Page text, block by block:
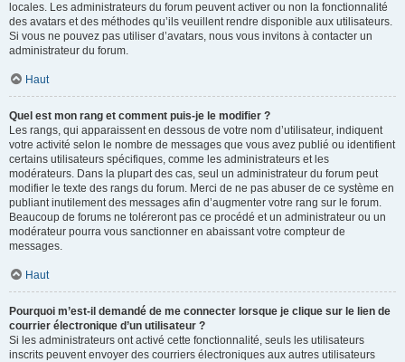
locales. Les administrateurs du forum peuvent activer ou non la fonctionnalité
des avatars et des méthodes qu’ils veuillent rendre disponible aux utilisateurs.
Si vous ne pouvez pas utiliser d’avatars, nous vous invitons à contacter un
administrateur du forum.
Haut
Quel est mon rang et comment puis-je le modifier ?
Les rangs, qui apparaissent en dessous de votre nom d’utilisateur, indiquent
votre activité selon le nombre de messages que vous avez publié ou identifient
certains utilisateurs spécifiques, comme les administrateurs et les
modérateurs. Dans la plupart des cas, seul un administrateur du forum peut
modifier le texte des rangs du forum. Merci de ne pas abuser de ce système en
publiant inutilement des messages afin d’augmenter votre rang sur le forum.
Beaucoup de forums ne toléreront pas ce procédé et un administrateur ou un
modérateur pourra vous sanctionner en abaissant votre compteur de
messages.
Haut
Pourquoi m’est-il demandé de me connecter lorsque je clique sur le lien de
courrier électronique d’un utilisateur ?
Si les administrateurs ont activé cette fonctionnalité, seuls les utilisateurs
inscrits peuvent envoyer des courriers électroniques aux autres utilisateurs